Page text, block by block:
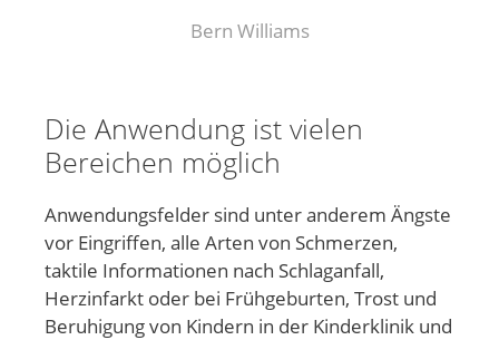
Bern Williams
Die Anwendung ist vielen
Bereichen möglich
Anwendungsfelder sind unter anderem Ängste
vor Eingriffen, alle Arten von Schmerzen,
taktile Informationen nach Schlaganfall,
Herzinfarkt oder bei Frühgeburten, Trost und
Beruhigung von Kindern in der Kinderklinik und